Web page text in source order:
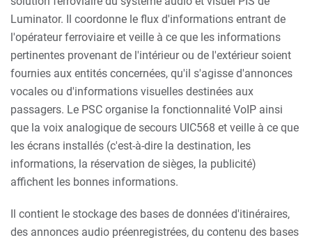
Luminator. Il coordonne le flux d'informations entrant de
l'opérateur ferroviaire et veille à ce que les informations
pertinentes provenant de l'intérieur ou de l'extérieur soient
fournies aux entités concernées, qu'il s'agisse d'annonces
vocales ou d'informations visuelles destinées aux
passagers. Le PSC organise la fonctionnalité VoIP ainsi
que la voix analogique de secours UIC568 et veille à ce que
les écrans installés (c'est-à-dire la destination, les
informations, la réservation de sièges, la publicité)
affichent les bonnes informations.
Il contient le stockage des bases de données d'itinéraires,
des annonces audio préenregistrées, du contenu des bases